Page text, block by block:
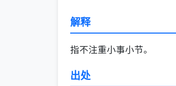
解释
指不注重小事小节。
出处